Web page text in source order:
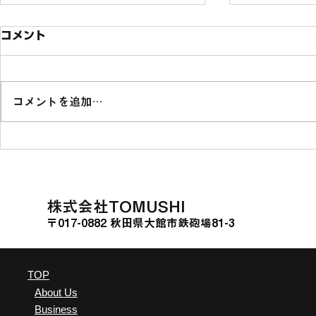
ソニー銀行の投資型クラウド
Bank GATE」に挑戦
熊本県山江
コメント
コメントを追加…
​株式会社TOMUSHI
〒017-0882 秋田県大館市鉄砲場81-3
TOP
About Us
Business